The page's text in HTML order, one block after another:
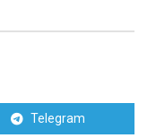
Telegram